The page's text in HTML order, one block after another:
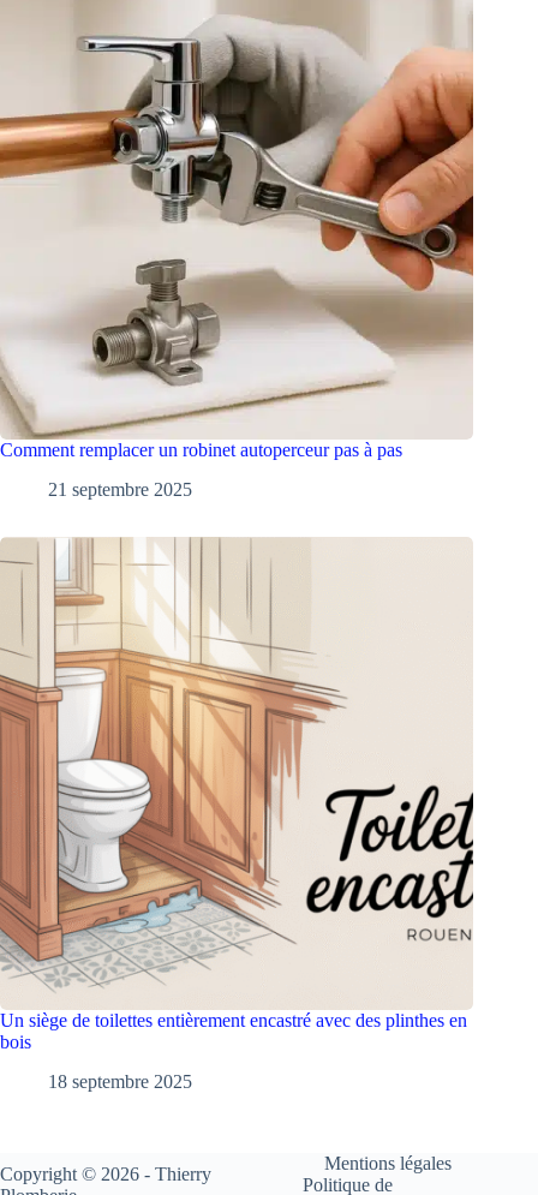
Comment remplacer un robinet autoperceur pas à pas
21 septembre 2025
Un siège de toilettes entièrement encastré avec des plinthes en
bois
18 septembre 2025
Copyright © 2026 - Thierry
Mentions légales
Politique de